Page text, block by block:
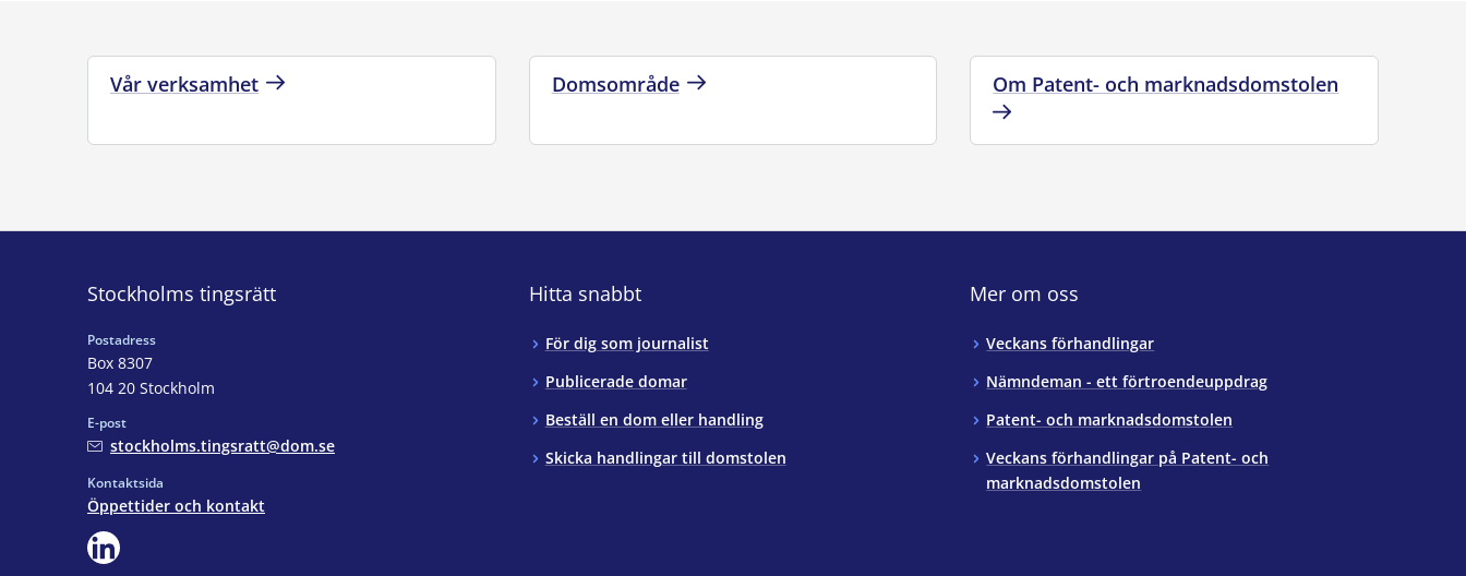
Vår verksamhet Domsområde Om Patent- och marknadsdomstolen
Stockholms tingsrätt
Postadress
Box 8307
104 20 Stockholm
E-post
stockholms.tingsratt@dom.se
Kontaktsida
Öppettider och kontakt
Hitta snabbt
För dig som journalist
Publicerade domar
Beställ en dom eller handling
Skicka handlingar till domstolen
Mer om oss
Veckans förhandlingar
Nämndeman - ett förtroendeuppdrag
Patent- och marknadsdomstolen
Veckans förhandlingar på Patent- och
marknadsdomstolen